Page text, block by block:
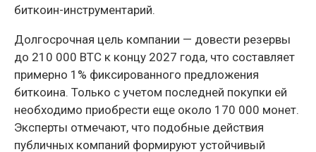
биткоин-инструментарий.
Долгосрочная цель компании — довести резервы
до 210 000 BTC к концу 2027 года, что составляет
примерно 1% фиксированного предложения
биткоина. Только с учетом последней покупки ей
необходимо приобрести еще около 170 000 монет.
Эксперты отмечают, что подобные действия
публичных компаний формируют устойчивый